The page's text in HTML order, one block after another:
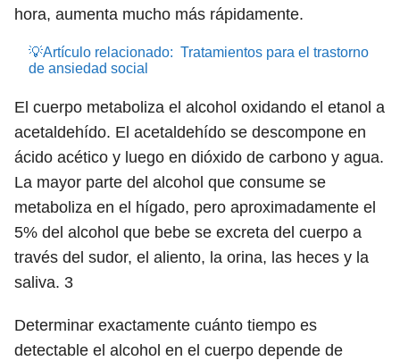
hora, aumenta mucho más rápidamente.
💡Artículo relacionado: Tratamientos para el trastorno
de ansiedad social
El cuerpo metaboliza el alcohol oxidando el etanol a
acetaldehído. El acetaldehído se descompone en
ácido acético y luego en dióxido de carbono y agua.
La mayor parte del alcohol que consume se
metaboliza en el hígado, pero aproximadamente el
5% del alcohol que bebe se excreta del cuerpo a
través del sudor, el aliento, la orina, las heces y la
saliva. 3
Determinar exactamente cuánto tiempo es
detectable el alcohol en el cuerpo depende de